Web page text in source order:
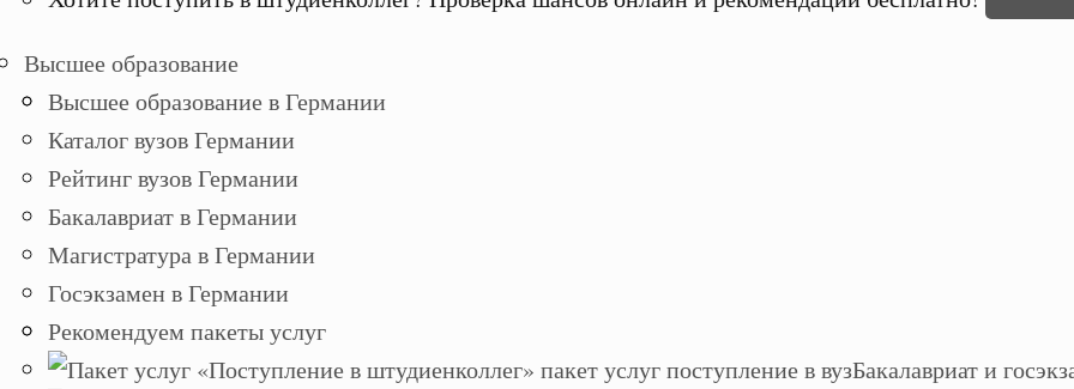
Высшее образование
Высшее образование в Германии
Каталог вузов Германии
Рейтинг вузов Германии
Бакалавриат в Германии
Магистратура в Германии
Госэкзамен в Германии
Рекомендуем пакеты услуг
Бакалавриат и